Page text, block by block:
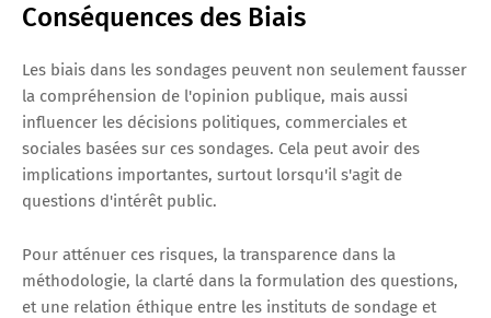
Conséquences des Biais
Les biais dans les sondages peuvent non seulement fausser
la compréhension de l'opinion publique, mais aussi
influencer les décisions politiques, commerciales et
sociales basées sur ces sondages. Cela peut avoir des
implications importantes, surtout lorsqu'il s'agit de
questions d'intérêt public.
Pour atténuer ces risques, la transparence dans la
méthodologie, la clarté dans la formulation des questions,
et une relation éthique entre les instituts de sondage et